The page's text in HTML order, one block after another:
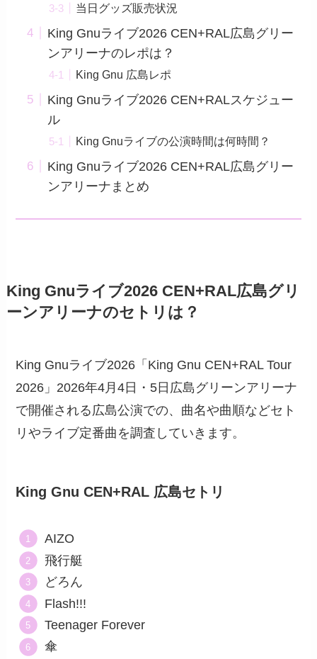
当日グッズ販売状況
King Gnuライブ2026 CEN+RAL広島グリー
ンアリーナのレポは？
King Gnu 広島レポ
King Gnuライブ2026 CEN+RALスケジュー
ル
King Gnuライブの公演時間は何時間？
King Gnuライブ2026 CEN+RAL広島グリー
ンアリーナまとめ
King Gnuライブ2026 CEN+RAL広島グリ
ーンアリーナのセトリは？
King Gnuライブ2026「King Gnu CEN+RAL Tour
2026」2026年4月4日・5日広島グリーンアリーナ
で開催される広島公演での、曲名や曲順などセト
リやライブ定番曲を調査していきます。
King Gnu CEN+RAL 広島セトリ
AIZO
飛行艇
どろん
Flash!!!
Teenager Forever
傘